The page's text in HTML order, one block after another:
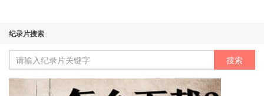
纪录片搜索